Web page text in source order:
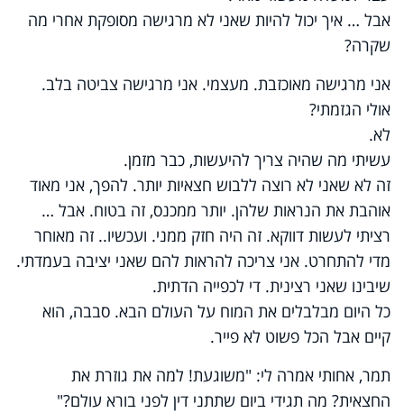
אבל … איך יכול להיות שאני לא מרגישה מסופקת אחרי מה
שקרה?
אני מרגישה מאוכזבת. מעצמי. אני מרגישה צביטה בלב.
אולי הגזמתי?
לא.
עשיתי מה שהיה צריך להיעשות, כבר מזמן.
זה לא שאני לא רוצה ללבוש חצאיות יותר. להפך, אני מאוד
אוהבת את הנראות שלהן. יותר ממכנס, זה בטוח. אבל …
רציתי לעשות דווקא. זה היה חזק ממני. ועכשיו.. זה מאוחר
מדי להתחרט. אני צריכה להראות להם שאני יציבה בעמדתי.
שיבינו שאני רצינית. די לכפייה הדתית.
כל היום מבלבלים את המוח על העולם הבא. סבבה, הוא
קיים אבל הכל פשוט לא פייר.
תמר, אחותי אמרה לי: "משוגעת! למה את גוזרת את
החצאית? מה תגידי ביום שתתני דין לפני בורא עולם?"